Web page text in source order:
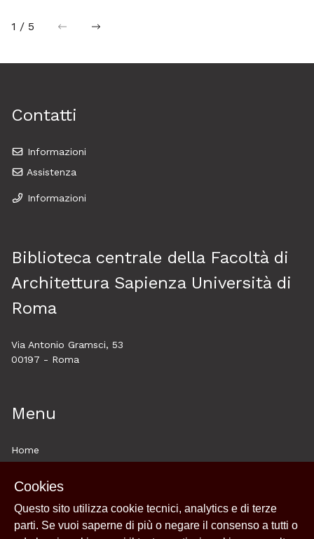
1 / 5 precedentesuccessiva
Contatti
Informazioni
Assistenza
Informazioni
Biblioteca centrale della Facoltà di
Architettura Sapienza Università di
Roma
Via Antonio Gramsci, 53
00197 - Roma
Menu
Home
Esplora
Historytelling
Cookie policy e utilizzo
Cookies
Questo sito utilizza cookie tecnici, analytics e di terze
parti. Se vuoi saperne di più o negare il consenso a tutti o